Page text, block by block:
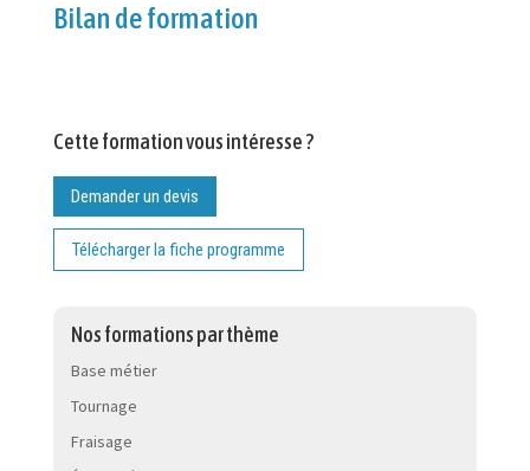
Bilan de formation
Cette formation vous intéresse ?
Demander un devis
Télécharger la fiche programme
Nos formations par thème
Base métier
Tournage
Fraisage